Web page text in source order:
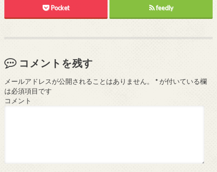
Pocket feedly
コメントを残す
メールアドレスが公開されることはありません。 *が付いている欄
は必須項目です
コメント